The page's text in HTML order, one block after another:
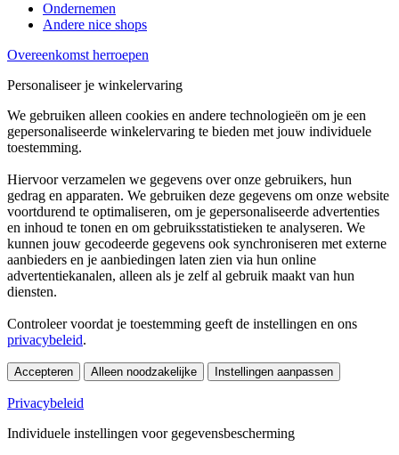
Ondernemen
Andere nice shops
Overeenkomst herroepen
Personaliseer je winkelervaring
We gebruiken alleen cookies en andere technologieën om je een
gepersonaliseerde winkelervaring te bieden met jouw individuele
toestemming.
Hiervoor verzamelen we gegevens over onze gebruikers, hun
gedrag en apparaten. We gebruiken deze gegevens om onze website
voortdurend te optimaliseren, om je gepersonaliseerde advertenties
en inhoud te tonen en om gebruiksstatistieken te analyseren. We
kunnen jouw gecodeerde gegevens ook synchroniseren met externe
aanbieders en je aanbiedingen laten zien via hun online
advertentiekanalen, alleen als je zelf al gebruik maakt van hun
diensten.
Controleer voordat je toestemming geeft de instellingen en ons
privacybeleid.
Accepteren Alleen noodzakelijke Instellingen aanpassen
Privacybeleid
Individuele instellingen voor gegevensbescherming